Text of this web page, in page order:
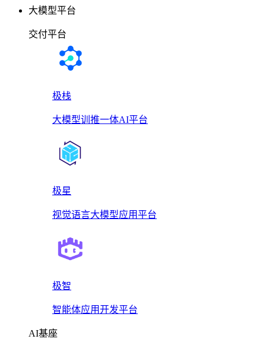
大模型平台
交付平台
极栈
大模型训推一体AI平台
极星
视觉语言大模型应用平台
极智
智能体应用开发平台
AI基座